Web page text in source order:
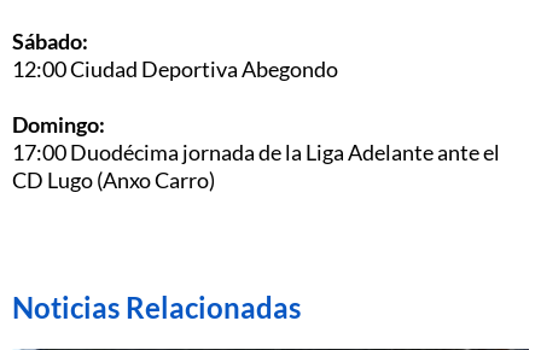
Sábado:
12:00 Ciudad Deportiva Abegondo
Domingo:
17:00 Duodécima jornada de la Liga Adelante ante el
CD Lugo (Anxo Carro)
Noticias Relacionadas